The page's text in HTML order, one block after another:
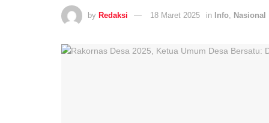
by Redaksi 18 Maret 2025 in Info Nasional